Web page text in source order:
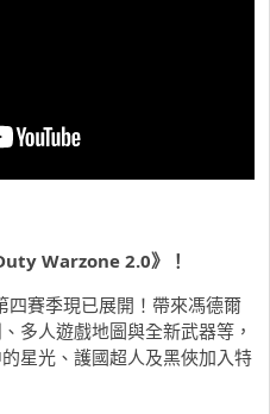
Warzone 2.0》！
四賽季現已展開！帶來馮德爾
多人遊戲地圖與全新武器等，
星光、護國超人及黑俠加入特